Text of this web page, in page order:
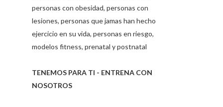
personas con obesidad, personas con
lesiones, personas que jamas han hecho
ejercicio en su vida, personas en riesgo,
modelos fitness, prenatal y postnatal
TENEMOS PARA TI - ENTRENA CON
NOSOTROS